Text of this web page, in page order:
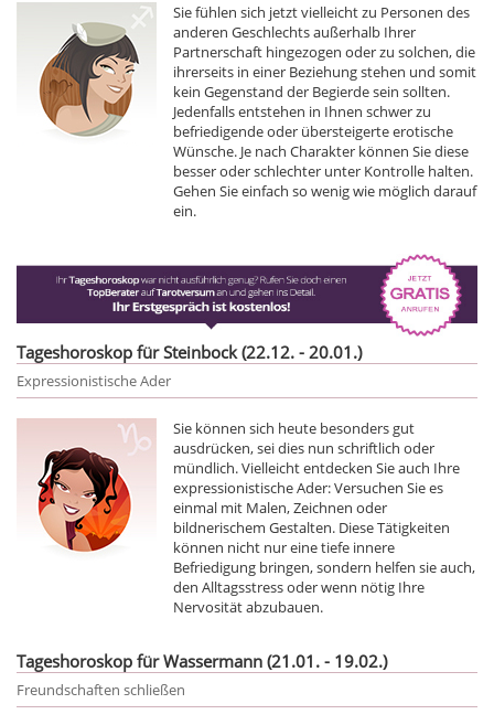
Sie fühlen sich jetzt vielleicht zu Personen des
anderen Geschlechts außerhalb Ihrer
Partnerschaft hingezogen oder zu solchen, die
ihrerseits in einer Beziehung stehen und somit
kein Gegenstand der Begierde sein sollten.
Jedenfalls entstehen in Ihnen schwer zu
befriedigende oder übersteigerte erotische
Wünsche. Je nach Charakter können Sie diese
besser oder schlechter unter Kontrolle halten.
Gehen Sie einfach so wenig wie möglich darauf
ein.
Tageshoroskop für Steinbock (22.12. - 20.01.)
Expressionistische Ader
Sie können sich heute besonders gut
ausdrücken, sei dies nun schriftlich oder
mündlich. Vielleicht entdecken Sie auch Ihre
expressionistische Ader: Versuchen Sie es
einmal mit Malen, Zeichnen oder
bildnerischem Gestalten. Diese Tätigkeiten
können nicht nur eine tiefe innere
Befriedigung bringen, sondern helfen sie auch,
den Alltagsstress oder wenn nötig Ihre
Nervosität abzubauen.
Tageshoroskop für Wassermann (21.01. - 19.02.)
Freundschaften schließen